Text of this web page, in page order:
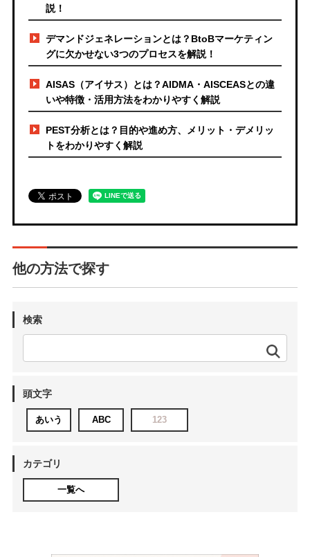
説！
デマンドジェネレーションとは？BtoBマーケティン
グに欠かせない3つのプロセスを解説！
AISAS（アイサス）とは？AIDMA・AISCEASとの違
いや特徴・活用方法をわかりやすく解説
PEST分析とは？目的や進め方、メリット・デメリッ
トをわかりやすく解説
他の方法で探す
検索
頭文字
あいう ABC 123
カテゴリ
一覧へ